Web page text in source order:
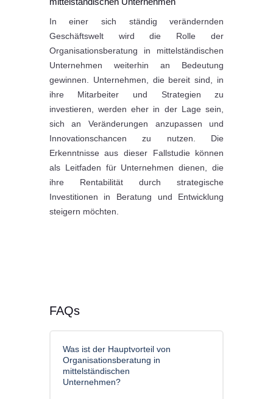
In einer sich ständig verändernden
Geschäftswelt wird die Rolle der
Organisationsberatung in mittelständischen
Unternehmen weiterhin an Bedeutung
gewinnen. Unternehmen, die bereit sind, in
ihre Mitarbeiter und Strategien zu
investieren, werden eher in der Lage sein,
sich an Veränderungen anzupassen und
Innovationschancen zu nutzen. Die
Erkenntnisse aus dieser Fallstudie können
als Leitfaden für Unternehmen dienen, die
ihre Rentabilität durch strategische
Investitionen in Beratung und Entwicklung
steigern möchten.
FAQs
Was ist der Hauptvorteil von
Organisationsberatung in
mittelständischen
Unternehmen?